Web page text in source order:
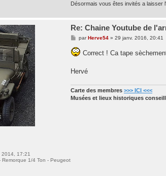
Désormais vous êtes invités a laisser
2014, 17:21
Remorque 1/4 Ton - Peugeot
Re: Chaine Youtube de
M
s
s
e
parHerve54» 29 janv. 2016, 20:41
Correct ! Ca tape
Hervé
Carte des membres>>> ICI <<<
Musées et lieux historiques